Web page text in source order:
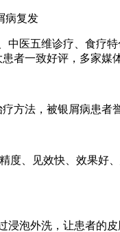
病复发
医五维诊疗、食疗
者一致好评，多家媒
方法，被银屑病患
度、见效快、效果好
浸泡外洗，让患者的